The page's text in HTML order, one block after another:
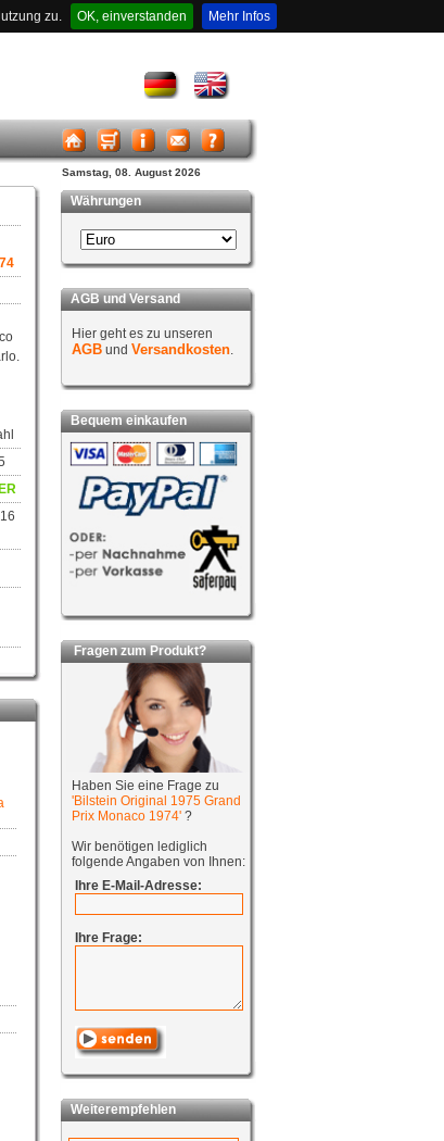
zu. OK, einverstanden Mehr Infos
Samstag, 08. August 2026
Währungen
AGB und Versand
Hier geht es zu unseren
AGB und Versandkosten.
Bequem einkaufen
Fragen zum Produkt?
Haben Sie eine Frage zu
'Bilstein Original 1975 Grand
Prix Monaco 1974' ?
Wir benötigen lediglich
folgende Angaben von Ihnen:
Ihre E-Mail-Adresse:
Ihre Frage:
Weiterempfehlen